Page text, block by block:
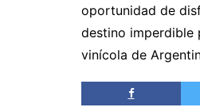
oportunidad de
destino imperdible
vinícola de